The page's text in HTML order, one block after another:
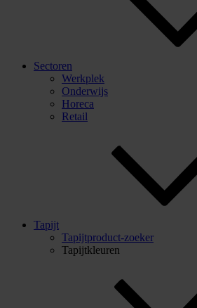
Sectoren
Werkplek
Onderwijs
Horeca
Retail
Tapijt
Tapijtproduct-zoeker
Tapijtkleuren